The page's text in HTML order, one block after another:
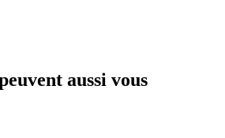
aussi vous